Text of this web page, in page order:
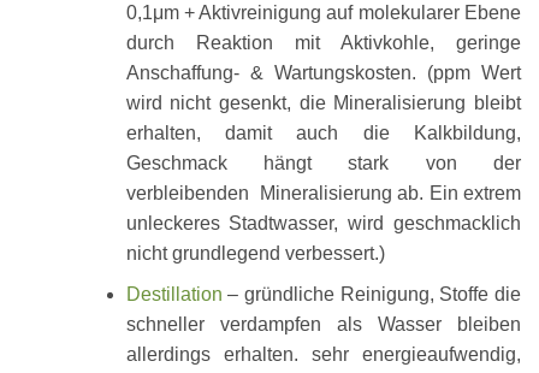
0,1μm + Aktivreinigung auf molekularer Ebene
durch Reaktion mit Aktivkohle, geringe
Anschaffung- & Wartungskosten. (ppm Wert
wird nicht gesenkt, die Mineralisierung bleibt
erhalten, damit auch die Kalkbildung,
Geschmack hängt stark von der
verbleibenden Mineralisierung ab. Ein extrem
unleckeres Stadtwasser, wird geschmacklich
nicht grundlegend verbessert.)
Destillation – gründliche Reinigung, Stoffe die
schneller verdampfen als Wasser bleiben
allerdings erhalten. sehr energieaufwendig,